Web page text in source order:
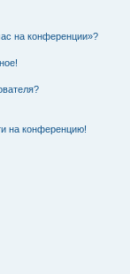
на конференции»?
на конференцию!